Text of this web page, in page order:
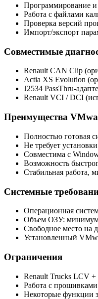
Программирование
Работа с файлами
Проверка версий
Импорт/экспорт
Совместимые
Renault CAN Clip
Actia XS Evolution
J2534 PassThru-
Renault VCI / DCI
Преимущества
Полностью готовая
Не требует
Совместима с
Возможность
Стабильная работа,
Системные
Операционная
Объем ОЗУ:
Свободное место на
Установленный
Ограничения
Renault Trucks LCV
Работа с
Некоторые функции